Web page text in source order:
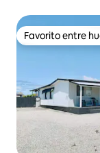
Favorito entre
Favorito entre